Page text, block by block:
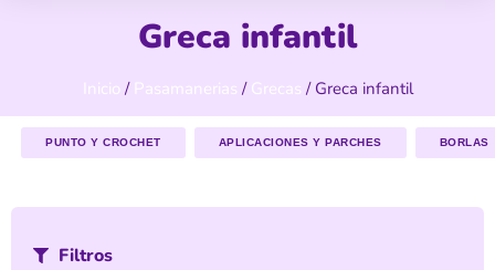
Greca infantil
Inicio / Pasamanerias / Grecas / Greca infantil
PUNTO Y CROCHET APLICACIONES Y PARCHES BORLAS
Filtros